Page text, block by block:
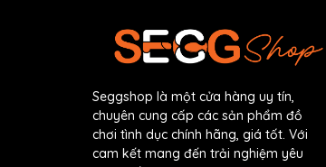
Seggshop là một cửa hàng uy tín,
chuyên cung cấp các sản phẩm đồ
chơi tình dục chính hãng, giá tốt. Với
cam kết mang đến trải nghiệm yêu